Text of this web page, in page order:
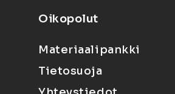
Oikopolut
Materiaalipankki
Tietosuoja